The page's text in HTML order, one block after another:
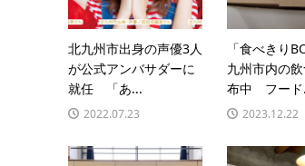
北九州市出身の声優3人
が公式アンバサダーに
就任 「あ...
2022.07.23
「食べきり
九州市内の
布中 フード
2023.12.22